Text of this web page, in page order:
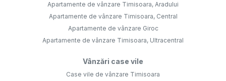
Apartamente de vânzare Timisoara, Aradului
Apartamente de vânzare Timisoara, Central
Apartamente de vânzare Giroc
Apartamente de vânzare Timisoara, Ultracentral
Vânzări case vile
Case vile de vânzare Timisoara